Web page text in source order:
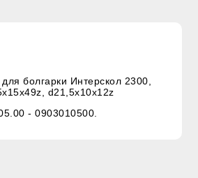
болгарки Интерскол 2300,
d21,5х10х12z
- 0903010500.